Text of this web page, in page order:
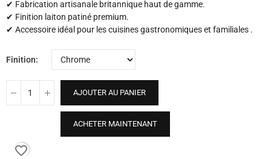
✔ Fabrication artisanale britannique haut de gamme.
✔ Finition laiton patiné premium.
✔ Accessoire idéal pour les cuisines gastronomiques et familiales .
Finition
AJOUTER AU PANIER
ACHETER MAINTENANT
favorite_border